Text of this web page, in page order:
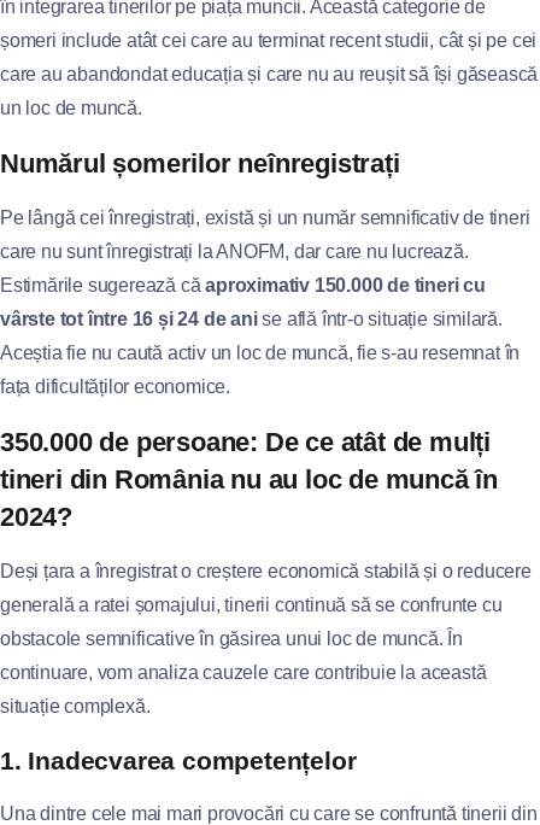
în integrarea tinerilor pe piața muncii. Această categorie de
șomeri include atât cei care au terminat recent studii, cât și pe cei
care au abandondat educația și care nu au reușit să își găsească
un loc de muncă.
Numărul șomerilor neînregistrați
Pe lângă cei înregistrați, există și un număr semnificativ de tineri
care nu sunt înregistrați la ANOFM, dar care nu lucrează.
Estimările sugerează căaproximativ 150.000 de tineri cu
vârste tot între 16 și 24 de anise află într-o situație similară.
Aceștia fie nu caută activ un loc de muncă, fie s-au resemnat în
fața dificultăților economice.
350.000 de persoane: De ce atât de mulți
tineri din România nu au loc de muncă în
2024?
Deși țara a înregistrat o creștere economică stabilă și o reducere
generală a ratei șomajului, tinerii continuă să se confrunte cu
obstacole semnificative în găsirea unui loc de muncă. În
continuare, vom analiza cauzele care contribuie la această
situație complexă.
1. Inadecvarea competențelor
Una dintre cele mai mari provocări cu care se confruntă tinerii din